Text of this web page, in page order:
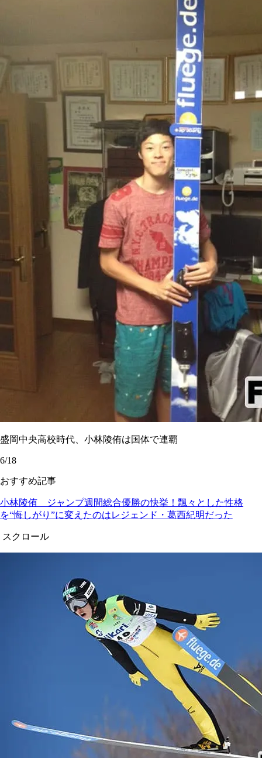
盛岡中央高校時代、小林陵侑は国体で連覇
6/18
おすすめ記事
小林陵侑 ジャンプ週間総合優勝の快挙！飄々とした性格
を“悔しがり”に変えたのはレジェンド・葛西紀明だった
スクロール